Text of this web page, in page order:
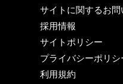
サイトに関するお
採用情報
サイトポリシー
プライバシーポリシ
利用規約